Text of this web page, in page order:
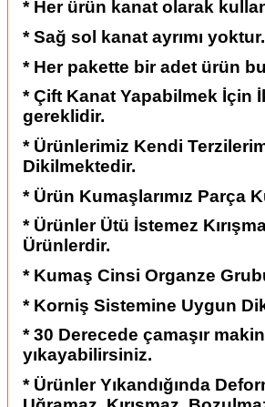
* Her ürün kanat olarak
* Sağ sol kanat ayrımı yoktur.
* Her pakette bir adet ürün
* Çift Kanat Yapabilmek İçin
gereklidir.
* Ürünlerimiz Kendi
Dikilmektedir.
* Ürün Kumaşlarımız Parça
* Ürünler Ütü İstemez
Ürünlerdir.
* Kumaş Cinsi Organze
* Korniş Sistemine Uygun
* 30 Derecede çamaşır
yıkayabilirsiniz.
* Ürünler Yıkandığında